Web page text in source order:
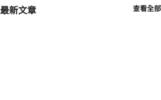
最新文章 查看全部